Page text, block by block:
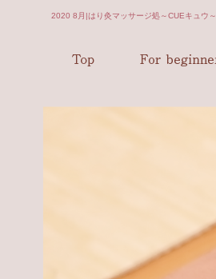
2020 8月|はり灸マッサージ処～CUEキュウ～